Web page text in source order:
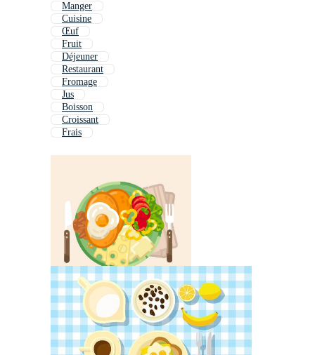
Manger
Cuisine
Œuf
Fruit
Déjeuner
Restaurant
Fromage
Jus
Boisson
Croissant
Frais